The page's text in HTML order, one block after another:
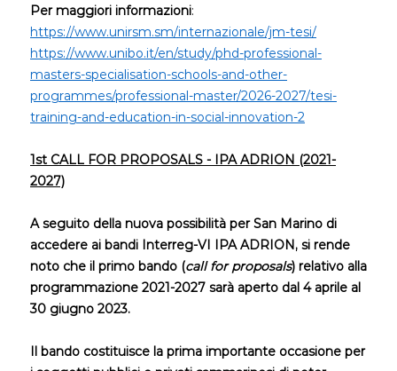
Per maggiori informazioni:
https://www.unirsm.sm/internazionale/jm-tesi/
https://www.unibo.it/en/study/phd-professional-
masters-specialisation-schools-and-other-
programmes/professional-master/2026-2027/tesi-
training-and-education-in-social-innovation-2
1st CALL FOR PROPOSALS - IPA ADRION (2021-
2027)
A seguito della nuova possibilità per San Marino di
accedere ai bandi Interreg-VI IPA ADRION, si rende
noto che il primo bando (call for proposals) relativo alla
programmazione 2021-2027 sarà aperto dal 4 aprile al
30 giugno 2023.
Il bando costituisce la prima importante occasione per